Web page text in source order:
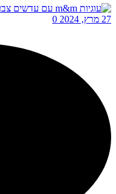
27 מרץ, 2024 0